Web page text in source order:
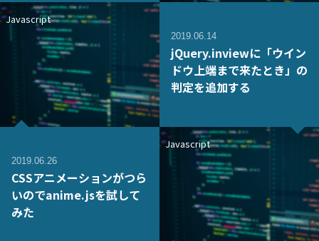
Javascript
2019.06.26
CSSアニメーションがつら
いのでanime.jsを試して
みた
Javascript
2019.06.14
jQuery.inviewに「ウイン
ドウ上端まで来たとき」の
判定を追加する